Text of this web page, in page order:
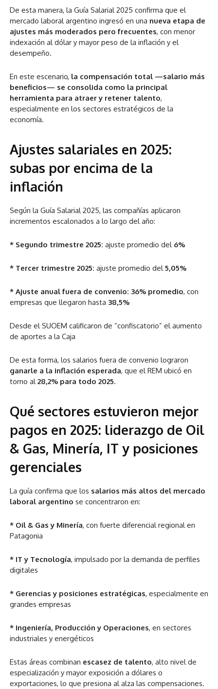
De esta manera, la Guía Salarial 2025 confirma que el
mercado laboral argentino ingresó en una nueva etapa de
ajustes más moderados pero frecuentes, con menor
indexación al dólar y mayor peso de la inflación y el
desempeño.
En este escenario, la compensación total —salario más
beneficios— se consolida como la principal
herramienta para atraer y retener talento,
especialmente en los sectores estratégicos de la
economía.
Ajustes salariales en 2025:
subas por encima de la
inflación
Según la Guía Salarial 2025, las compañías aplicaron
incrementos escalonados a lo largo del año:
* Segundo trimestre 2025: ajuste promedio del 6%
* Tercer trimestre 2025: ajuste promedio del5,05%
* Ajuste anual fuera de convenio: 36% promedio, con
empresas que llegaron hasta 38,5%
Desde el SUOEM calificaron de “confiscatorio” el aumento
de aportes a la Caja
De esta forma, los salarios fuera de convenio lograron
ganarle a la inflación esperada, que el REM ubicó en
torno al28,2% para todo 2025.
Qué sectores estuvieron mejor
pagos en 2025: liderazgo de Oil
& Gas, Minería, IT y posiciones
gerenciales
La guía confirma que los salarios más altos del mercado
laboral argentino se concentraron en:
* Oil & Gas y Minería, con fuerte diferencial regional en
Patagonia
* IT y Tecnología, impulsado por la demanda de perfiles
digitales
* Gerencias y posiciones estratégicas, especialmente en
grandes empresas
* Ingeniería, Producción y Operaciones, en sectores
industriales y energéticos
Estas áreas combinan escasez de talento, alto nivel de
especialización y mayor exposición a dólares o
exportaciones, lo que presiona al alza las compensaciones.